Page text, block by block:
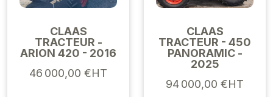
CLAAS
TRACTEUR -
ARION 420 - 2016
46 000,00 €HT
CLAAS
TRACTEUR - 450
PANORAMIC -
2025
94 000,00 €HT